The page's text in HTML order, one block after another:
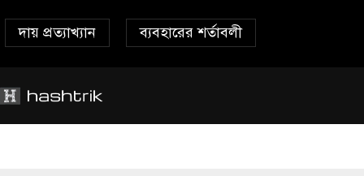
দায় প্রত্যাখ্যান ব্যবহারের শর্তাবলী